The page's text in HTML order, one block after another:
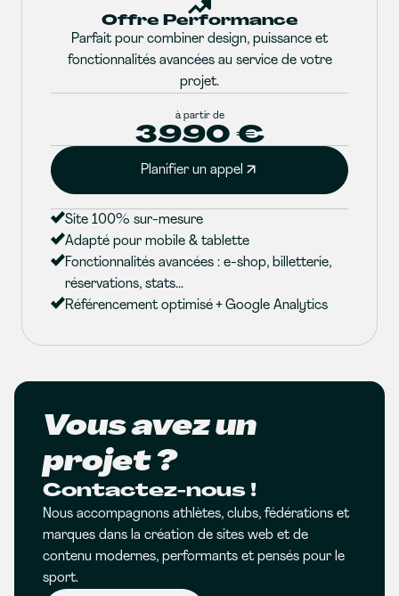
Offre Performance
Parfait pour combiner design, puissance et
fonctionnalités avancées au service de votre
projet.
à partir de
3990 €
Planifier un appel
Site 100% sur-mesure
Adapté pour mobile & tablette
Fonctionnalités avancées : e-shop, billetterie,
réservations, stats...
Référencement optimisé + Google Analytics
Vous avez un
projet ?
Contactez-nous !
Nous accompagnons athlètes, clubs, fédérations et
marques dans la création de sites web et de
contenu modernes, performants et pensés pour le
sport.